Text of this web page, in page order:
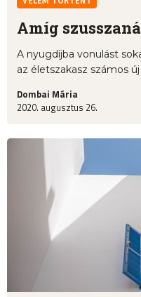
Amíg
A nyugdíjba vonulást
az életszakasz számos
Dombai Mária
2020. augusztus 26.